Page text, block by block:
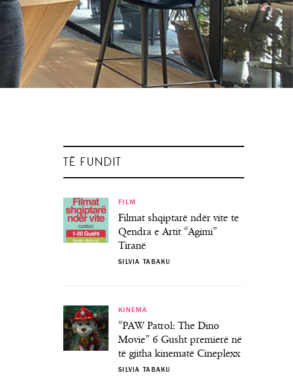
TË FUNDIT
FILM
Filmat shqiptarë ndër vite te
Qendra e Artit “Agimi”
Tiranë
SILVIA TABAKU
KINEMA
“PAW Patrol: The Dino
Movie” 6 Gusht premierë në
të gjitha kinematë Cineplexx
SILVIA TABAKU